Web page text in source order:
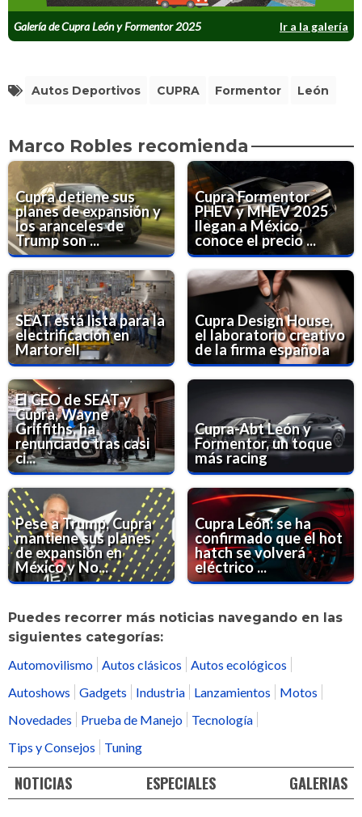
Galería de Cupra León y Formentor 2025 Ir a la galería
Autos Deportivos CUPRA Formentor León
Marco Robles recomienda
Cupra detiene sus
planes de expansión y
los aranceles de
Trump son ...
Cupra Formentor
PHEV y MHEV 2025
llegan a México,
conoce el precio ...
SEAT está lista para la
electrificación en
Martorell
Cupra Design House,
el laboratorio creativo
de la firma española
El CEO de SEAT y
Cupra, Wayne
Griffiths, ha
renunciado tras casi
ci...
Cupra-Abt León y
Formentor, un toque
más racing
Pese a Trump, Cupra
mantiene sus planes
de expansión en
México y No...
Cupra León: se ha
confirmado que el hot
hatch se volverá
eléctrico ...
Puedes recorrer más noticias navegando en las
siguientes categorías:
Automovilismo
Autos clásicos
Autos ecológicos
Autoshows
Gadgets Industria Lanzamientos
Motos
Novedades
Prueba de Manejo
Tecnología
Tips y Consejos
Tuning
NOTICIAS ESPECIALES GALERIAS